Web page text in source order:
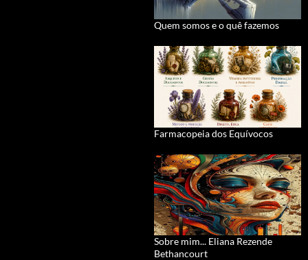
Quem somos e o quê fazemos
Farmacopeia dos Equívocos
Sobre mim... Eliana Rezende
Bethancourt